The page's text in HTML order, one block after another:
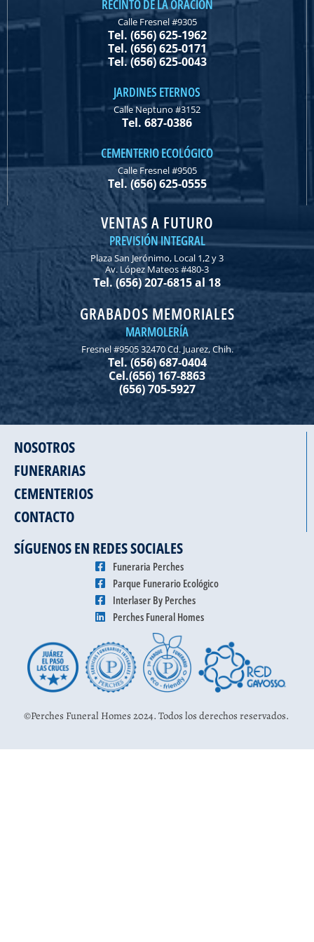
RECINTO DE LA ORACIÓN
Calle Fresnel #9305
Tel. (656) 625-1962
Tel. (656) 625-0171
Tel. (656) 625-0043
JARDINES ETERNOS
Calle Neptuno #3152
Tel. 687-0386
CEMENTERIO ECOLÓGICO
Calle Fresnel #9505
Tel. (656) 625-0555
VENTAS A FUTURO
PREVISIÓN INTEGRAL
Plaza San Jerónimo, Local 1,2 y 3
Av. López Mateos #480-3
Tel. (656) 207-6815 al 18
GRABADOS MEMORIALES
MARMOLERÍA
Fresnel #9505 32470 Cd. Juarez, Chih.
Tel. (656) 687-0404
Cel.(656) 167-8863
(656) 705-5927
NOSOTROS
FUNERARIAS
CEMENTERIOS
CONTACTO
SÍGUENOS EN REDES SOCIALES
Funeraria Perches
Parque Funerario Ecológico
Interlaser By Perches
Perches Funeral Homes
©Perches Funeral Homes 2024. Todos los derechos reservados.